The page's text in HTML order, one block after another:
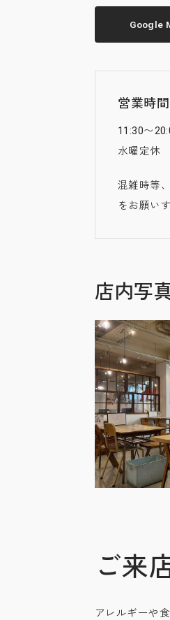
Google
営業時間
11:30〜
水曜定休
混雑時等
をお願い
店内写
ご来
アレルギーや